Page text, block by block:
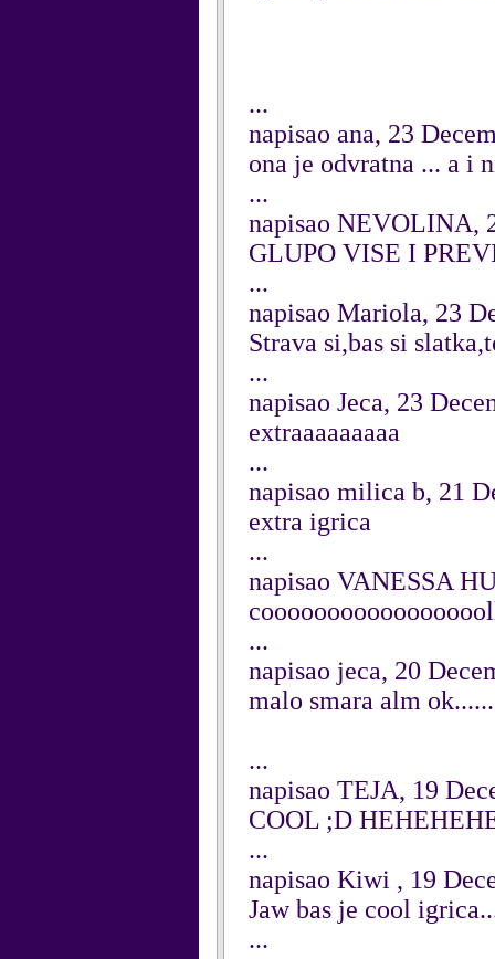
...
napisao ana, 23
ona je odvratna ... a i
...
napisao NEVOLINA,
GLUPO VISE I
...
napisao Mariola, 23
Strava si,bas si
...
napisao Jeca, 23
extraaaaaaaaa
...
napisao milica b, 21
extra igrica
...
napisao VANESSA
...
napisao jeca, 20
malo smara alm
...
napisao TEJA, 19
COOL ;D
...
napisao Kiwi , 19
Jaw bas je cool
...